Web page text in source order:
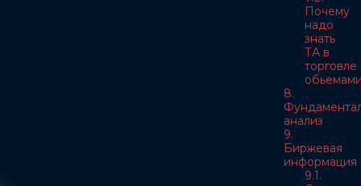
Почему
надо
знать
ТА в
торговле
8.
анализ
9.
Биржевая
информация
9.1.